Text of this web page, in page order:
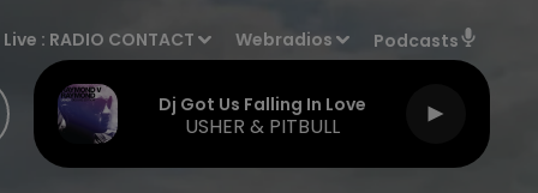
Live : RADIO CONTACT Webradios Podcasts
Dj Got Us Falling In Love
USHER & PITBULL